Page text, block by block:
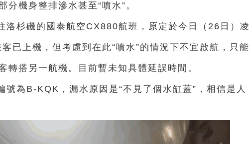
分機身整排滲水甚至“噴水”。
洛杉磯的國泰航空CX880航班，原定於今日（26日）凌
已上機，但考慮到在此“噴水”的情況下不宜啟航，只能
轉搭另一航機。目前暫未知具體延誤時間。
號為B-KQK，漏水原因是“不見了個水缸蓋”，相信是人